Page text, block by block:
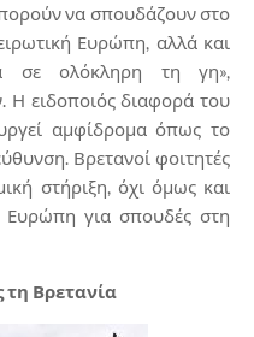
να σπουδάζουν στο
Ευρώπη, αλλά και
σε ολόκληρη τη γη»,
Η ειδοποιός διαφορά του
αμφίδρομα όπως το
Βρετανοί φοιτητές
στήριξη, όχι όμως και
Ευρώπη για σπουδές στη
τη Βρετανία